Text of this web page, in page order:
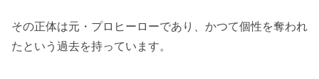
その正体は元・プロヒーローであり、かつて個性を奪われ
たという過去を持っています。